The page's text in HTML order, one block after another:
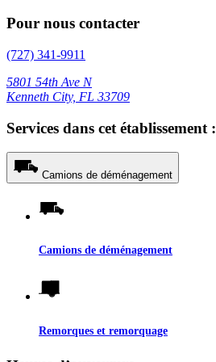
Pour nous contacter
(727) 341-9911
5801 54th Ave N
Kenneth City, FL 33709
Services dans cet établissement :
Camions de déménagement
Camions de déménagement
Remorques et remorquage